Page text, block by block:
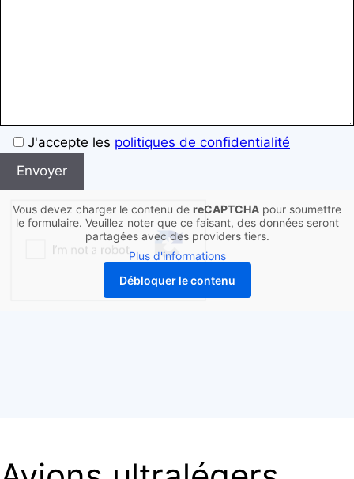
Bitte
Sie
Feld
J'accepte les politiques de confidentialité
Vous devez charger le contenu de reCAPTCHA pour soumettre
le formulaire. Veuillez noter que ce faisant, des données seront
partagées avec des providers tiers.
Plus d'informations
Débloquer le contenu